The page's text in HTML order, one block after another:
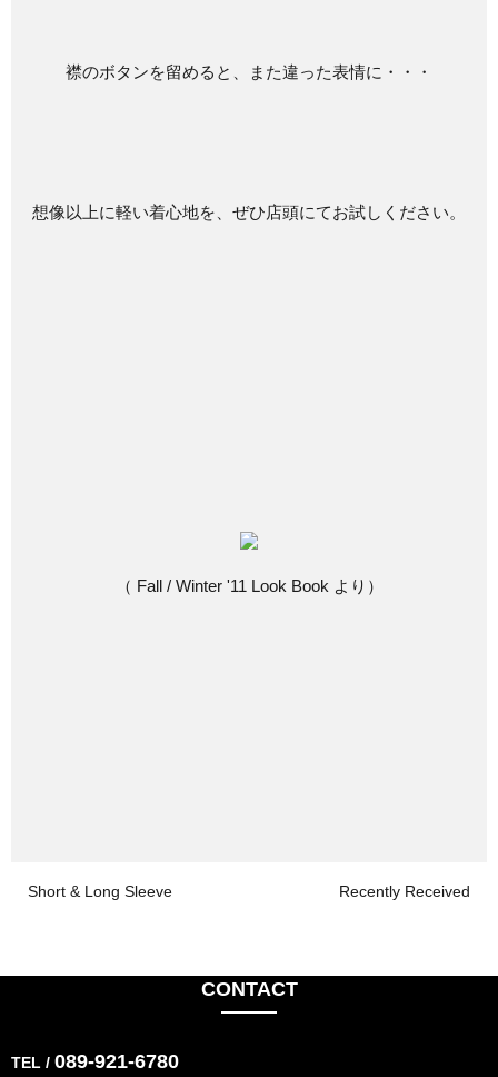
襟のボタンを留めると、また違った表情に・・・
想像以上に軽い着心地を、ぜひ店頭にてお試しください。
（ Fall / Winter '11 Look Book より）
Short & Long Sleeve Recently Received
CONTACT
TEL / 089-921-6780